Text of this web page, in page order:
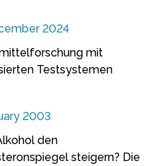
2024
mit
Testsystemen
2003
den
steigern? Die